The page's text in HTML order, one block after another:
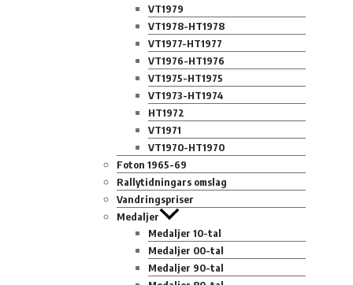
VT1979
VT1978-HT1978
VT1977-HT1977
VT1976-HT1976
VT1975-HT1975
VT1973-HT1974
HT1972
VT1971
VT1970-HT1970
Foton 1965-69
Rallytidningars omslag
Vandringspriser
Medaljer
Medaljer 10-tal
Medaljer 00-tal
Medaljer 90-tal